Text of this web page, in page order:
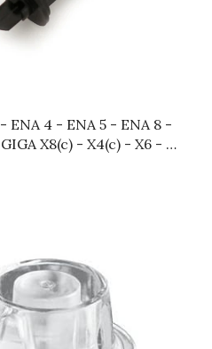
ENA 4 - ENA 5 - ENA 8 -
X8(c) - X4(c) - X6 - X8
kawy Art. 73544